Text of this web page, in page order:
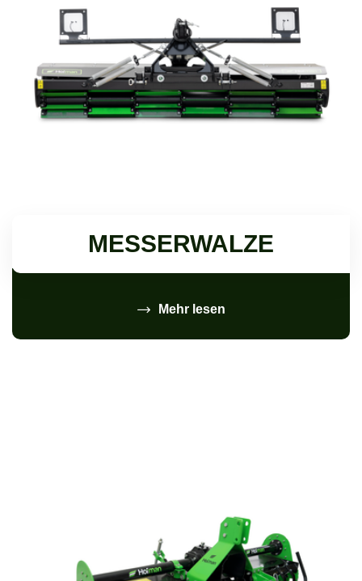
Mehr lesen
MESSERWALZE